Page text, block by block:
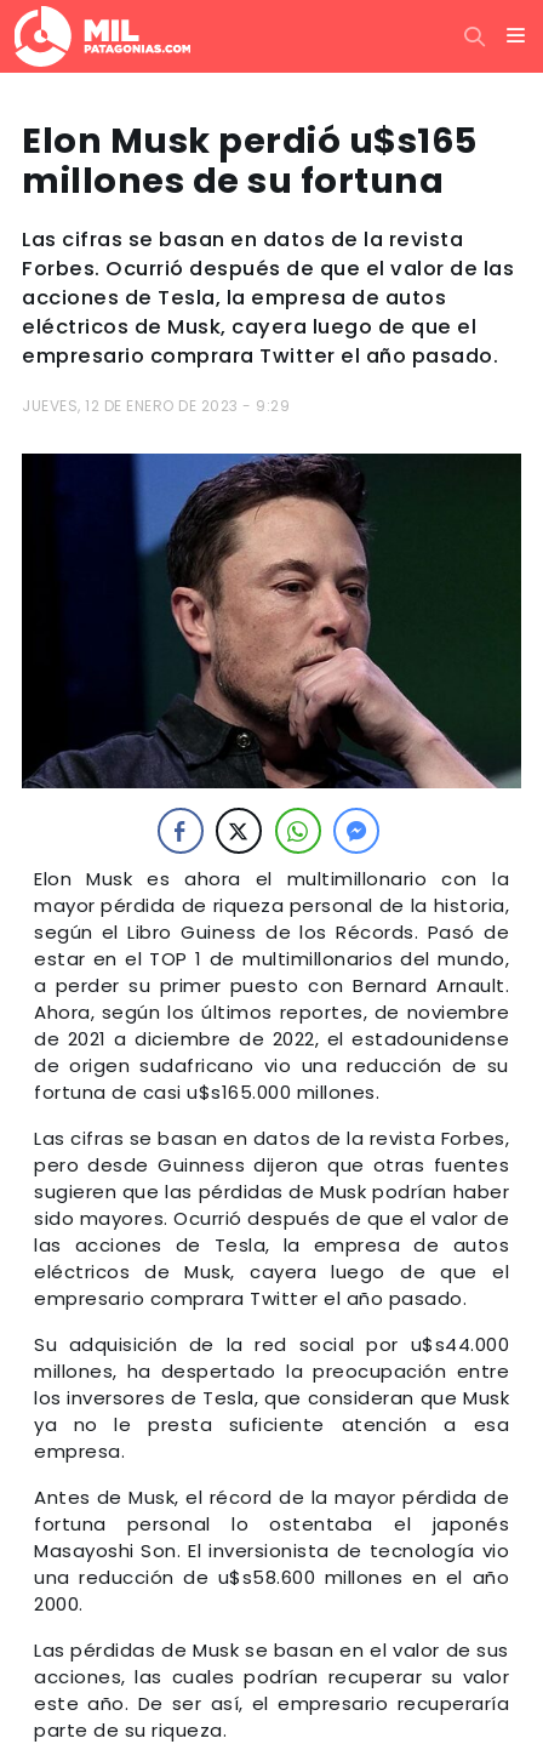
Elon Musk perdió u$s165
millones de su fortuna
Las cifras se basan en datos de la revista
Forbes. Ocurrió después de que el valor de las
acciones de Tesla, la empresa de autos
eléctricos de Musk, cayera luego de que el
empresario comprara Twitter el año pasado.
JUEVES, 12 DE ENERO DE 2023 - 9:29
Elon Musk es ahora el multimillonario con la
mayor pérdida de riqueza personal de la historia,
según el Libro Guiness de los Récords. Pasó de
estar en el TOP 1 de multimillonarios del mundo,
a perder su primer puesto con Bernard Arnault.
Ahora, según los últimos reportes, de noviembre
de 2021 a diciembre de 2022, el estadounidense
de origen sudafricano vio una reducción de su
fortuna de casi u$s165.000 millones.
Las cifras se basan en datos de la revista Forbes,
pero desde Guinness dijeron que otras fuentes
sugieren que las pérdidas de Musk podrían haber
sido mayores. Ocurrió después de que el valor de
las acciones de Tesla, la empresa de autos
eléctricos de Musk, cayera luego de que el
empresario comprara Twitter el año pasado.
Su adquisición de la red social por u$s44.000
millones, ha despertado la preocupación entre
los inversores de Tesla, que consideran que Musk
ya no le presta suficiente atención a esa
empresa.
Antes de Musk, el récord de la mayor pérdida de
fortuna personal lo ostentaba el japonés
Masayoshi Son. El inversionista de tecnología vio
una reducción de u$s58.600 millones en el año
2000.
Las pérdidas de Musk se basan en el valor de sus
acciones, las cuales podrían recuperar su valor
este año. De ser así, el empresario recuperaría
parte de su riqueza.